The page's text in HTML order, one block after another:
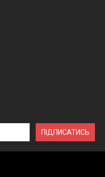
ПІДПИСАТИСЬ